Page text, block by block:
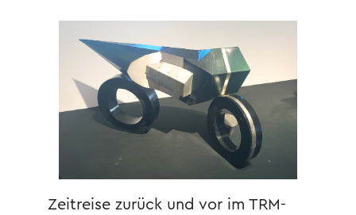
Zeitreise zurück und vor im TRM-